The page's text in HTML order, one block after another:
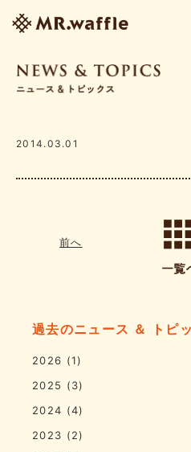
2014.03.01
前へ
過去のニュース ＆ トピ
2026 (1)
2025 (3)
2024 (4)
2023 (2)